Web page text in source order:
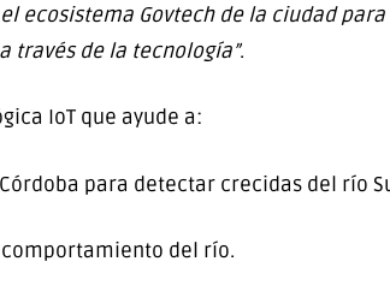
ecosistema Govtech de la ciudad
través de la tecnología”.
IoT que ayude a:
para detectar crecidas del río
del río.